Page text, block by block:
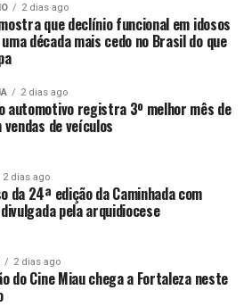
2 dias ago
que declínio funcional em idosos
década mais cedo no Brasil do que
2 dias ago
automotivo registra 3º melhor mês de
vendas de veículos
2 dias ago
da 24ª edição da Caminhada com
pela arquidiocese
2 dias ago
do Cine Miau chega a Fortaleza neste